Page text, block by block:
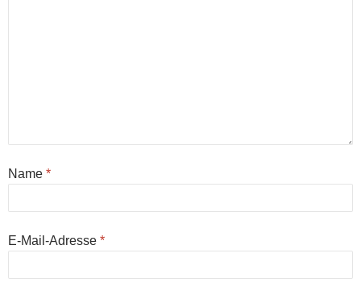
Name *
E-Mail-Adresse *